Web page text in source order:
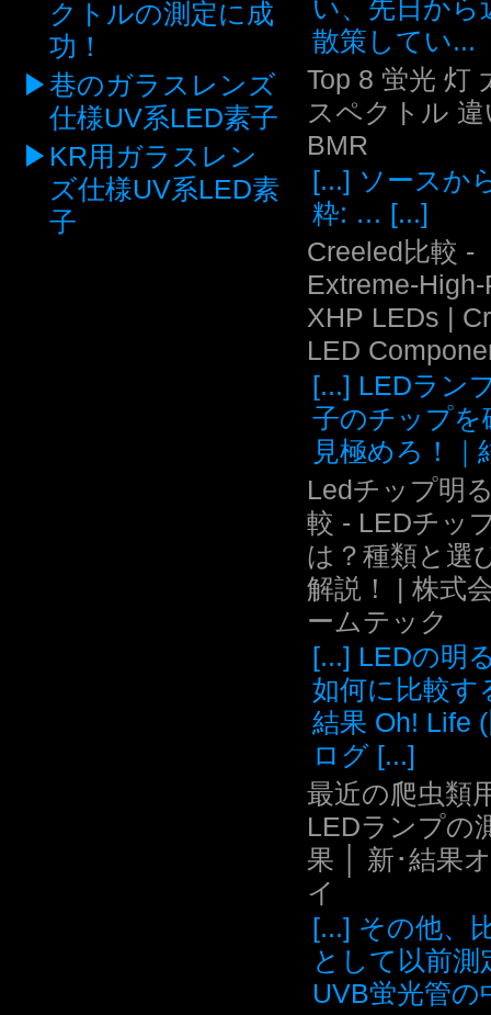
クトルの測定に成
功！
巷のガラスレンズ
仕様UV系LED素子
KR用ガラスレン
ズ仕様UV系LED素
子
い、先日から
散策してい...
Top 8 蛍光 灯
スペクトル 違
BMR
[...] ソースか
粋: … [...]
Creeled比較 -
Extreme-
XHP LEDs |
LED
[...] LEDラン
子のチップを
見極めろ！｜
Ledチップ明
較 - LEDチッ
は？種類と選
解説！ | 株式
ームテック
[...] LEDの明
如何に比較す
結果 Oh! Life
ログ [...]
最近の爬虫類
LEDランプの
果 │ 新･結果
イ
[...] その他、
として以前測
UVB蛍光管の